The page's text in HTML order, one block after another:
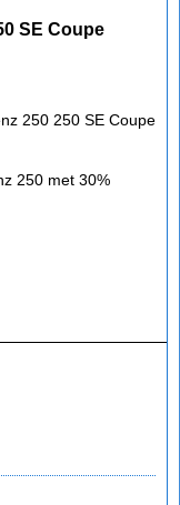
SE Coupe
250 250 SE Coupe
250 met 30%